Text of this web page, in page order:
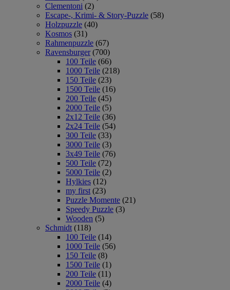
Clementoni (2)
Escape-, Krimi- & Story-Puzzle (58)
Holzpuzzle (40)
Kosmos (31)
Rahmenpuzzle (67)
Ravensburger (700)
100 Teile (66)
1000 Teile (218)
150 Teile (23)
1500 Teile (16)
200 Teile (45)
2000 Teile (5)
2x12 Teile (36)
2x24 Teile (54)
300 Teile (33)
3000 Teile (3)
3x49 Teile (76)
500 Teile (72)
5000 Teile (2)
Hylkies (12)
my first (23)
Puzzle Momente (21)
Speedy Puzzle (3)
Wooden (5)
Schmidt (118)
100 Teile (14)
1000 Teile (56)
150 Teile (8)
1500 Teile (1)
200 Teile (11)
2000 Teile (4)